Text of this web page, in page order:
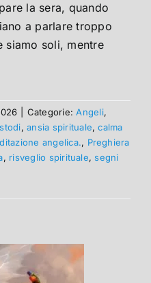
la sera, quando
a parlare troppo
siamo soli, mentre
Categorie:Angeli,
,ansia spirituale,calma
angelica., Preghiera
, risveglio spirituale,segni